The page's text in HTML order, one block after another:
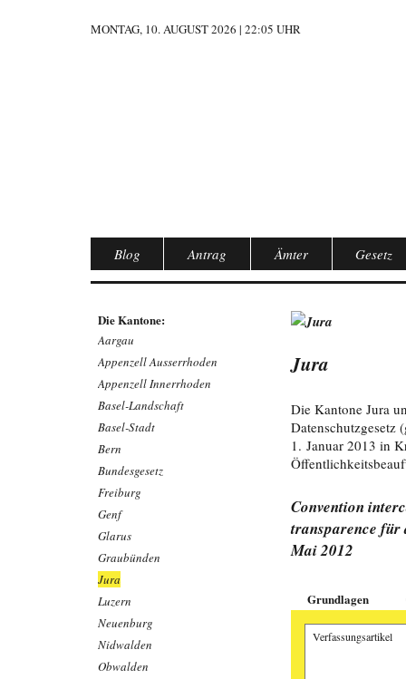
MONTAG, 10. AUGUST 2026 | 22:05 UHR
Blog Antrag Ämter Gesetz
Die Kantone:
Aargau
Appenzell Ausserrhoden
Appenzell Innerrhoden
Basel-Landschaft
Basel-Stadt
Bern
Bundesgesetz
Freiburg
Genf
Glarus
Graubünden
Jura
Luzern
Neuenburg
Nidwalden
Obwalden
Jura
Die Kantone Jura
Datenschutzgesetz
1. Januar 2013 in
Convention
transparence für
Mai 2012
Grundlagen
Verfassungsartikel